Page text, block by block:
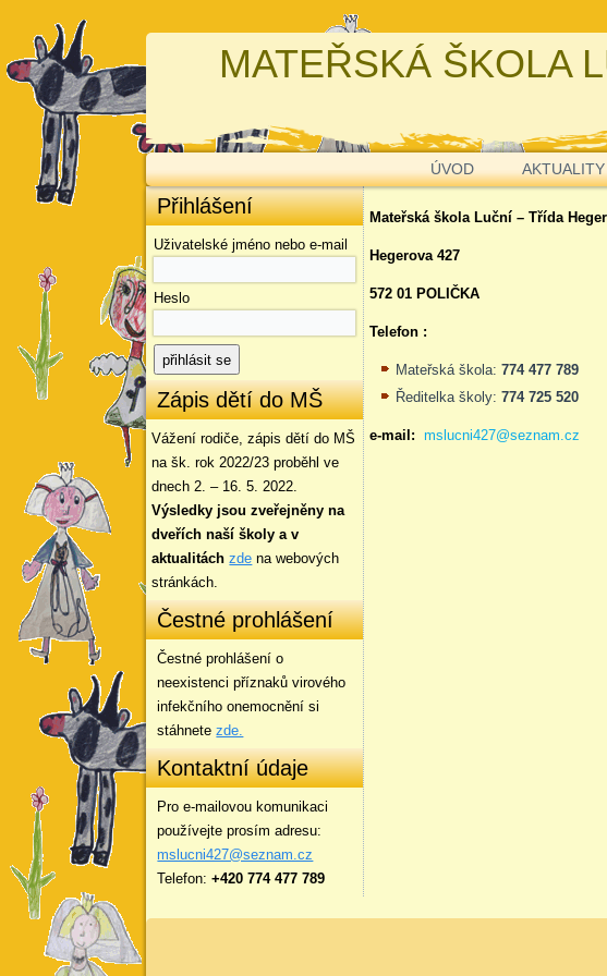
MATEŘSKÁ ŠKOLA
ÚVOD AKTUALITY
Přihlášení
Uživatelské jméno nebo e-mail
Heslo
Zápis dětí do MŠ
Vážení rodiče, zápis dětí do MŠ
na šk. rok 2022/23 proběhl ve
dnech 2. – 16. 5. 2022.
Výsledky jsou zveřejněny na
dveřích naší školy a v
aktualitách zde na webových
stránkách.
Čestné prohlášení
Čestné prohlášení o
neexistenci příznaků virového
infekčního onemocnění si
stáhnetezde.
Kontaktní údaje
Pro e-mailovou komunikaci
používejte prosím adresu:
mslucni427@seznam.cz
Telefon:+420 774 477 789
Mateřská škola Luční – Třída
Hegerova 427
572 01 POLIČKA
Telefon :
Mateřská škola:774 477 789
Ředitelka školy:774 725 520
e-mail: mslucni427@seznam.cz